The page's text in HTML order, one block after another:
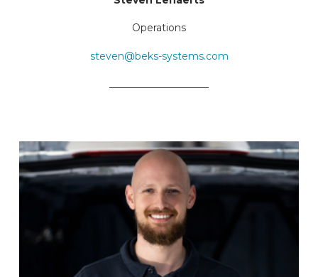
Operations
steven@beks-systems.com